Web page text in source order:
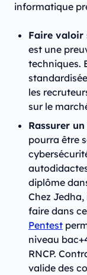
informatique
Faire valoir
est une
techniques.
les
sur le
Rassurer
pourra être
diplôme
Chez Jedha,
faire dans
Pentest
niveau
RNCP.
valide des